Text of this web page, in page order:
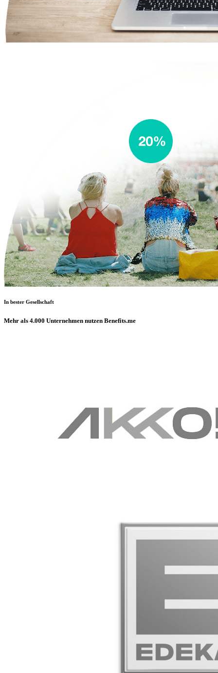
In bester Gesellschaft
Mehr als 4.000 Unternehmen nutzen Benefits.me